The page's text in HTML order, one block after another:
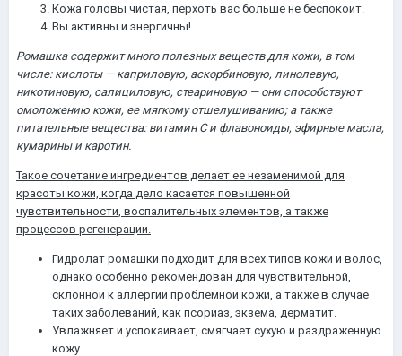
Кожа головы чистая, перхоть вас больше не беспокоит.
Вы активны и энергичны!
Ромашка содержит много полезных веществ для кожи, в том
числе: кислоты — каприловую, аскорбиновую, линолевую,
никотиновую, салициловую, стеариновую — они способствуют
омоложению кожи, ее мягкому отшелушиванию; а также
питательные вещества: витамин С и флавоноиды, эфирные масла,
кумарины и каротин.
Такое сочетание ингредиентов делает ее незаменимой для
красоты кожи, когда дело касается повышенной
чувствительности, воспалительных элементов, а также
процессов регенерации.
Гидролат ромашки подходит для всех типов кожи и волос,
однако особенно рекомендован для чувствительной,
склонной к аллергии проблемной кожи, а также в случае
таких заболеваний, как псориаз, экзема, дерматит.
Увлажняет и успокаивает, смягчает сухую и раздраженную
кожу.